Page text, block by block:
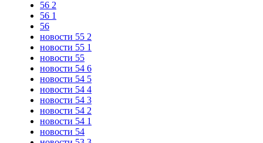
56 2
56 1
56
новости 55 2
новости 55 1
новости 55
новости 54 6
новости 54 5
новости 54 4
новости 54 3
новости 54 2
новости 54 1
новости 54